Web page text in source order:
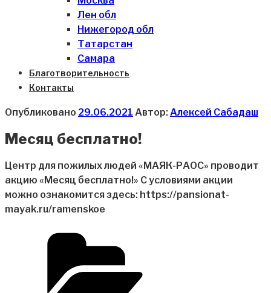
Лен обл
Нижегород обл
Татарстан
Самара
Благотворительность
Контакты
Опубликовано 29.06.2021 Автор: Алексей Сабадаш
Месяц бесплатно!
Центр для пожилых людей «МАЯК-РАОС» проводит
акцию «Месяц бесплатно!» С условиями акции
можно ознакомится здесь: https://pansionat-
mayak.ru/ramenskoe